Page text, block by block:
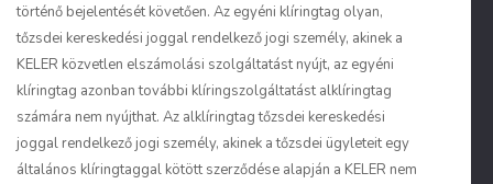
történő bejelentését követően. Az egyéni klíringtag olyan,
tőzsdei kereskedési joggal rendelkező jogi személy, akinek a
KELER közvetlen elszámolási szolgáltatást nyújt, az egyéni
klíringtag azonban további klíringszolgáltatást alklíringtag
számára nem nyújthat. Az alklíringtag tőzsdei kereskedési
joggal rendelkező jogi személy, akinek a tőzsdei ügyleteit egy
általános klíringtaggal kötött szerződése alapján a KELER nem